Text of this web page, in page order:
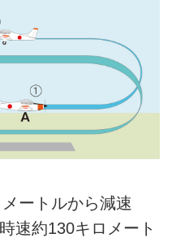
ートルから減速
速約130キロメート